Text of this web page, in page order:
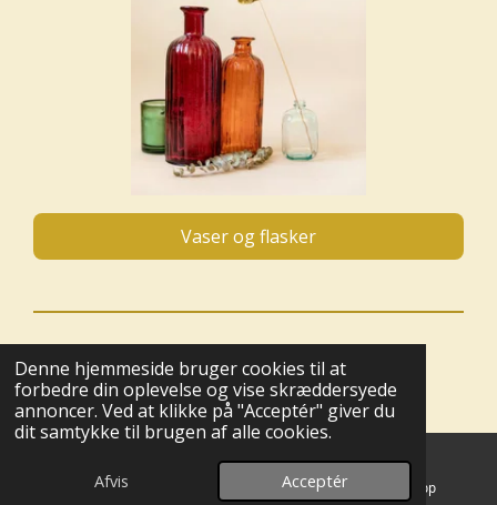
Denne hjemmeside bruger cookies til at
forbedre din oplevelse og vise skræddersyede
annoncer. Ved at klikke på "Acceptér" giver du
dit samtykke til brugen af alle cookies.
Afvis Acceptér
Vaser og flasker
© 2025 - 2026 Boutique BoHome
Drevet afWebador
E-mail WhatsApp